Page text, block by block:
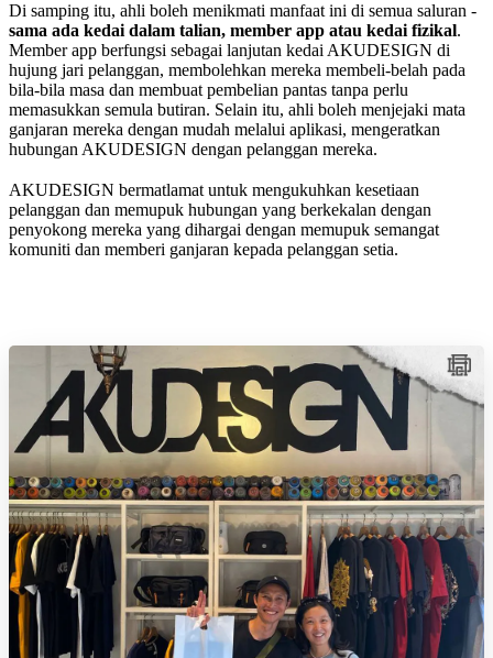
Di samping itu, ahli boleh menikmati manfaat ini di semua saluran -
sama ada kedai dalam talian, member app atau kedai fizikal.
Member app berfungsi sebagai lanjutan kedai AKUDESIGN di
hujung jari pelanggan, membolehkan mereka membeli-belah pada
bila-bila masa dan membuat pembelian pantas tanpa perlu
memasukkan semula butiran. Selain itu, ahli boleh menjejaki mata
ganjaran mereka dengan mudah melalui aplikasi, mengeratkan
hubungan AKUDESIGN dengan pelanggan mereka.
AKUDESIGN bermatlamat untuk mengukuhkan kesetiaan
pelanggan dan memupuk hubungan yang berkekalan dengan
penyokong mereka yang dihargai dengan memupuk semangat
komuniti dan memberi ganjaran kepada pelanggan setia.